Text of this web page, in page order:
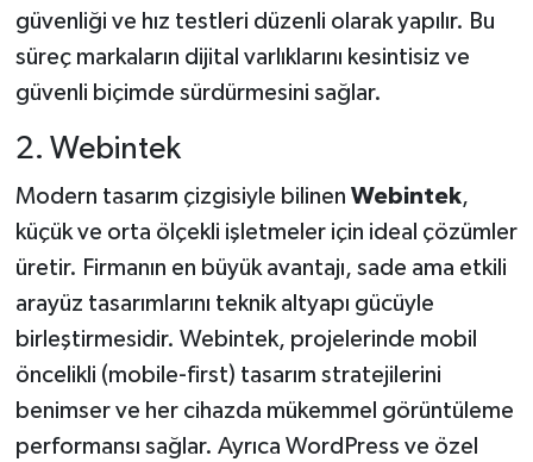
güvenliği ve hız testleri düzenli olarak yapılır. Bu
süreç markaların dijital varlıklarını kesintisiz ve
güvenli biçimde sürdürmesini sağlar.
2. Webintek
Modern tasarım çizgisiyle bilinen Webintek,
küçük ve orta ölçekli işletmeler için ideal çözümler
üretir. Firmanın en büyük avantajı, sade ama etkili
arayüz tasarımlarını teknik altyapı gücüyle
birleştirmesidir. Webintek, projelerinde mobil
öncelikli (mobile-first) tasarım stratejilerini
benimser ve her cihazda mükemmel görüntüleme
performansı sağlar. Ayrıca WordPress ve özel